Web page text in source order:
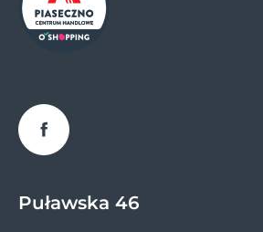
Puławska 46
Facebook